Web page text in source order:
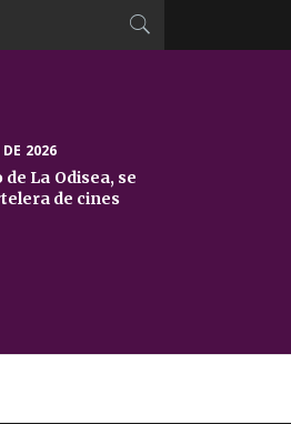
DE 2026
La Odisea, se
de cines